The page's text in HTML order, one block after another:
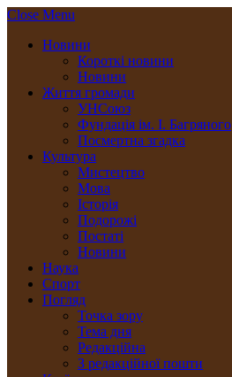
Close Menu
Новини
Короткі новини
Новини
Життя громади
УНСоюз
Фундація ім. І. Багряного
Посмертна згадка
Культура
Мистецтво
Мова
Історія
Подорожі
Постаті
Новини
Наука
Спорт
Погляд
Точка зору
Тема дня
Редакційна
З редакційної пошти